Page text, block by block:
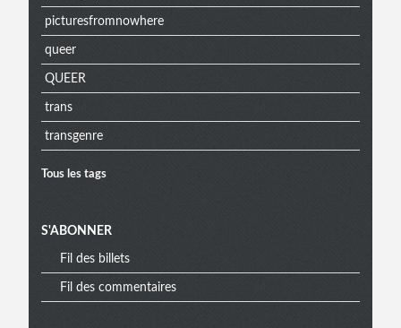
picturesfromnowhere
queer
QUEER
trans
transgenre
Tous les tags
S'ABONNER
Fil des billets
Fil des commentaires